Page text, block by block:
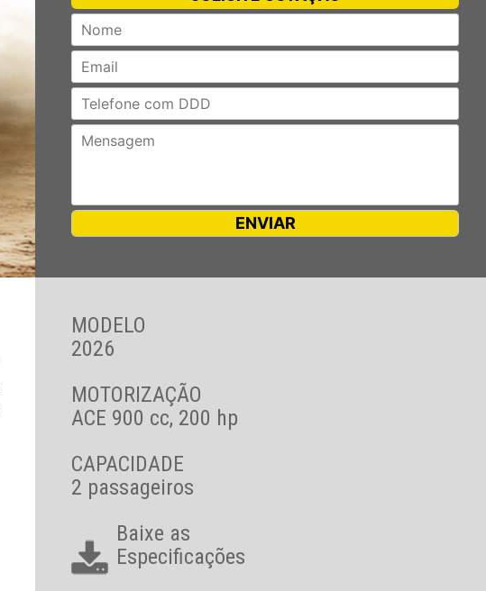
MODELO
2026
MOTORIZAÇÃO
ACE 900 cc, 200 hp
CAPACIDADE
2 passageiros
Baixe as
Especificações